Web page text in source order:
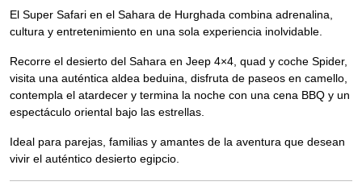
El Super Safari en el Sahara de Hurghada combina adrenalina,
cultura y entretenimiento en una sola experiencia inolvidable.
Recorre el desierto del Sahara en Jeep 4×4, quad y coche Spider,
visita una auténtica aldea beduina, disfruta de paseos en camello,
contempla el atardecer y termina la noche con una cena BBQ y un
espectáculo oriental bajo las estrellas.
Ideal para parejas, familias y amantes de la aventura que desean
vivir el auténtico desierto egipcio.